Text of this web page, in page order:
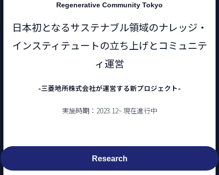
Regenerative Community Tokyo
日本初となるサステナブル領域のナレッジ・
インスティテュートの立ち上げとコミュニテ
ィ運営
-三菱地所株式会社が運営する新プロジェクト-
実施時期：2023.12~ 現在進行中
Research